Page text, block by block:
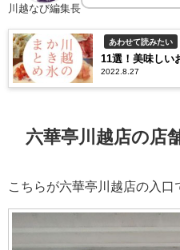
川越なび編集長
あわせて読みたい
11選！美味しい
2022.8.27
六華亭川越店の店
こちらが六華亭川越店の入口